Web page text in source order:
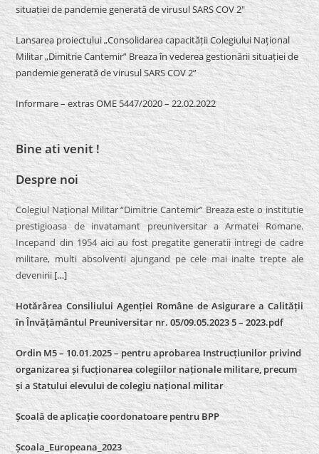
situației de pandemie generată de virusul SARS COV 2″
Lansarea proiectului „Consolidarea capacității Colegiului Național
Militar „Dimitrie Cantemir” Breaza în vederea gestionării situației de
pandemie generată de virusul SARS COV 2”
Informare – extras OME 5447/2020 – 22.02.2022
Bine ati venit !
Despre noi
Colegiul Naţional Militar “Dimitrie Cantemir” Breaza este o institutie
prestigioasa de invatamant preuniversitar a Armatei Romane.
Incepand din 1954 aici au fost pregatite generatii intregi de cadre
militare, multi absolventi ajungand pe cele mai inalte trepte ale
devenirii[…]
Hotărârea Consiliului Agenției Române de Asigurare a Calității
în Învățământul Preuniversitar nr. 05/09.05.2023 5 – 2023.pdf
Ordin M5 – 10.01.2025 – pentru aprobarea Instrucțiunilor privind
organizarea și fucționarea colegiilor naționale militare, precum
și a Statului elevului de colegiu național militar
Școală de aplicație coordonatoare pentru BPP
Școala_Europeana_2023